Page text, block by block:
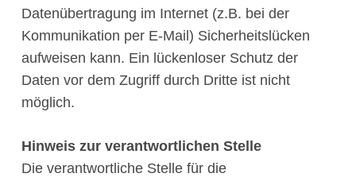
Datenübertragung im Internet (z.B. bei der
Kommunikation per E-Mail) Sicherheitslücken
aufweisen kann. Ein lückenloser Schutz der
Daten vor dem Zugriff durch Dritte ist nicht
möglich.
Hinweis zur verantwortlichen Stelle
Die verantwortliche Stelle für die